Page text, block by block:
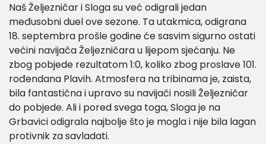
Naš Željezničar i Sloga su već odigrali jedan
međusobni duel ove sezone. Ta utakmica, odigrana
18. septembra prošle godine će sasvim sigurno ostati
većini navijača Željezničara u lijepom sjećanju. Ne
zbog pobjede rezultatom 1:0, koliko zbog proslave 101.
rođendana Plavih. Atmosfera na tribinama je, zaista,
bila fantastična i upravo su navijači nosili Željezničar
do pobjede. Ali i pored svega toga, Sloga je na
Grbavici odigrala najbolje što je mogla i nije bila lagan
protivnik za savladati.